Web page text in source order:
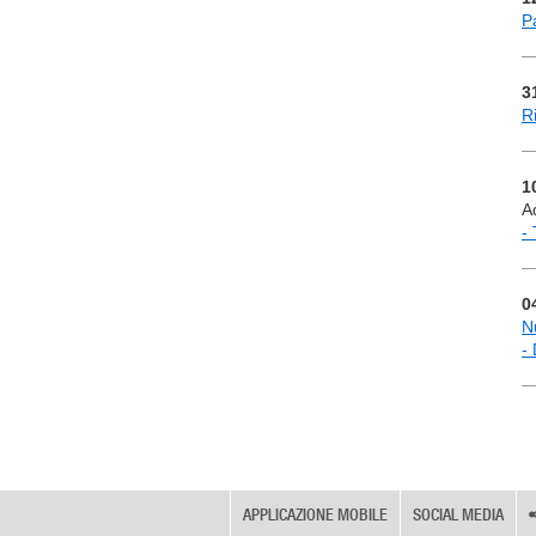
-
-
APPLICAZIONE MOBILE SOCIAL MEDIA